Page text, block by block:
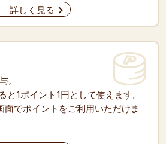
詳しく見る
。
1ポイント1円として使えます。
面でポイントをご利用いただけま